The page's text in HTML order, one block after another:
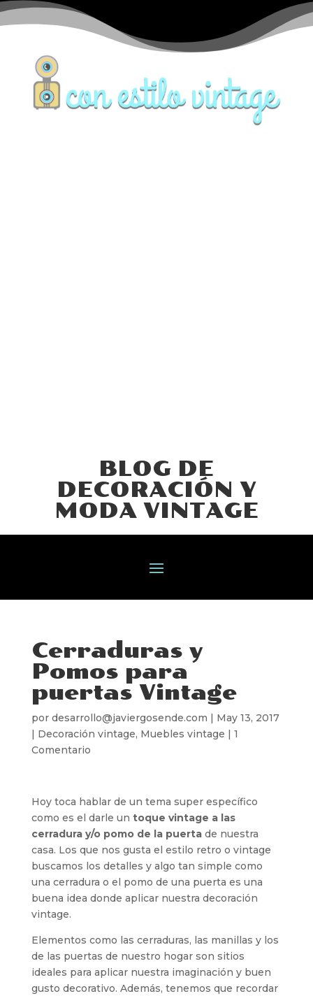
BLOG DE
DECORACIÓN Y
MODA VINTAGE
Cerraduras y
Pomos para
puertas Vintage
por desarrollo@javiergosende.com | May 13, 2017
| Decoración vintage, Muebles vintage | 1
Comentario
Hoy toca hablar de un tema super específico
como es el darle un toque vintage a las
cerradura y/o pomo de la puertade nuestra
casa. Los que nos gusta el estilo retro o vintage
buscamos los detalles y algo tan simple como
una cerradura o el pomo de una puerta es una
buena idea donde aplicar nuestra decoración
vintage.
Elementos como las cerraduras, las manillas y los
de las puertas de nuestro hogar son sitios
ideales para aplicar nuestra imaginación y buen
gusto decorativo. Además, tenemos que recordar